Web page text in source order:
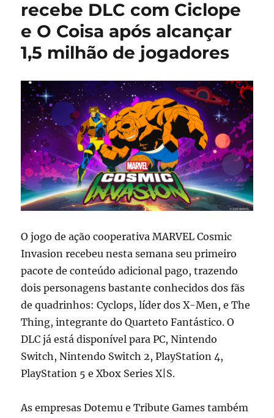
recebe DLC com Ciclope
e O Coisa após alcançar
1,5 milhão de jogadores
O jogo de ação cooperativaMARVEL Cosmic
Invasion recebeu nesta semana seu primeiro
pacote de conteúdo adicional pago, trazendo
dois personagens bastante conhecidos dos fãs
de quadrinhos:Cyclops, líder dos X-Men, eThe
Thing, integrante do Quarteto Fantástico. O
DLC já está disponível para PC, Nintendo
Switch, Nintendo Switch 2, PlayStation 4,
PlayStation 5 e Xbox Series X|S.
As empresasDotemu eTribute Games também